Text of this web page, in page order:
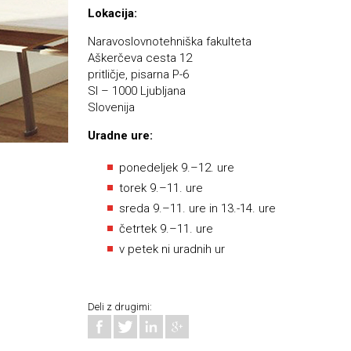
Lokacija:
Naravoslovnotehniška fakulteta
Aškerčeva cesta 12
pritličje, pisarna P-6
SI – 1000 Ljubljana
Slovenija
Uradne ure:
ponedeljek 9.–12. ure
torek 9.–11. ure
sreda 9.–11. ure in 13.-14. ure
četrtek 9.–11. ure
v petek ni uradnih ur
Deli z drugimi: